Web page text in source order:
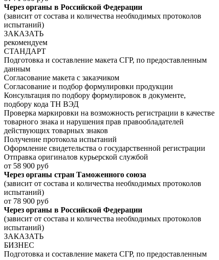
Через органы в Российской Федерации
(зависит от состава и количества необходимых протоколов
испытаний)
ЗАКАЗАТЬ
рекомендуем
СТАНДАРТ
Подготовка и составление макета СГР, по предоставленным
данным
Согласование макета с заказчиком
Согласование и подбор формулировки продукции
Консультация по подбору формулировок в документе,
подбору кода ТН ВЭД
Проверка маркировки на возможность регистрации в качестве
товарного знака и нарушения прав правообладателей
действующих товарных знаков
Получение протокола испытаний
Оформление свидетельства о государственной регистрации
Отправка оригиналов курьерской службой
от 58 900 руб
Через органы стран Таможенного союза
(зависит от состава и количества необходимых протоколов
испытаний)
от 78 900 руб
Через органы в Российской Федерации
(зависит от состава и количества необходимых протоколов
испытаний)
ЗАКАЗАТЬ
БИЗНЕС
Подготовка и составление макета СГР, по предоставленным